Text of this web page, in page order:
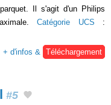
Il s'agit d'un Philips
Catégorie UCS :
+ d'infos & Téléchargement
#5